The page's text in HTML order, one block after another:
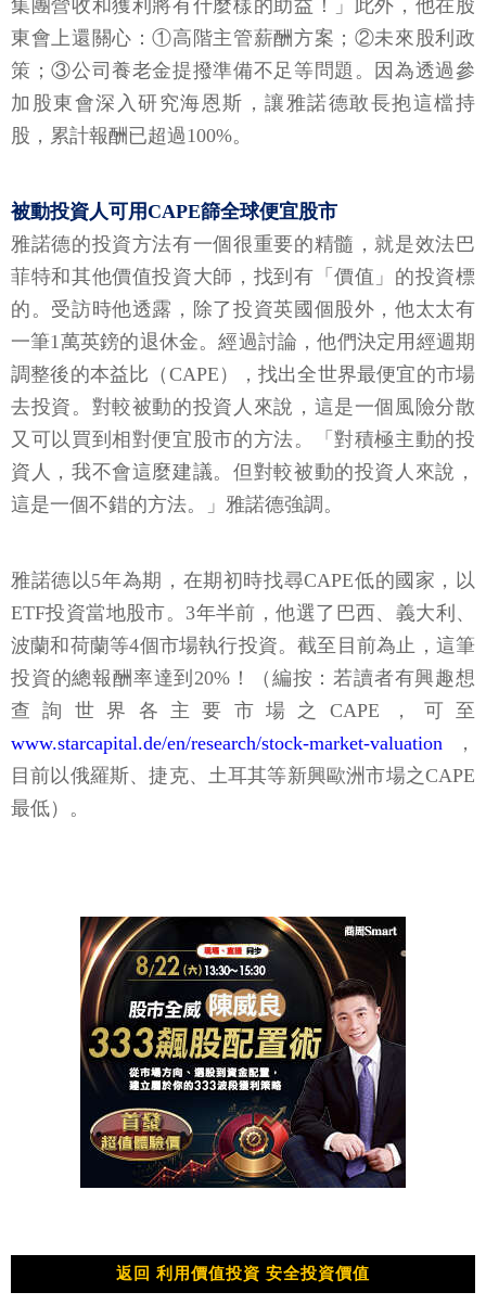
集團營收和獲利將有什麼樣的助益！」此外，他在股
東會上還關心：①高階主管薪酬方案；②未來股利政
策；③公司養老金提撥準備不足等問題。因為透過參
加股東會深入研究海恩斯，讓雅諾德敢長抱這檔持
股，累計報酬已超過100%。
被動投資人可用CAPE篩全球便宜股市
雅諾德的投資方法有一個很重要的精髓，就是效法巴
菲特和其他價值投資大師，找到有「價值」的投資標
的。受訪時他透露，除了投資英國個股外，他太太有
一筆1萬英鎊的退休金。經過討論，他們決定用經週期
調整後的本益比（CAPE），找出全世界最便宜的市場
去投資。對較被動的投資人來說，這是一個風險分散
又可以買到相對便宜股市的方法。「對積極主動的投
資人，我不會這麼建議。但對較被動的投資人來說，
這是一個不錯的方法。」雅諾德強調。
雅諾德以5年為期，在期初時找尋CAPE低的國家，以
ETF投資當地股市。3年半前，他選了巴西、義大利、
波蘭和荷蘭等4個市場執行投資。截至目前為止，這筆
投資的總報酬率達到20%！（編按：若讀者有興趣想
查詢世界各主要市場之CAPE，可至
www.starcapital.de/en/research/stock-market-valuation ，
目前以俄羅斯、捷克、土耳其等新興歐洲市場之CAPE
最低）。
返回 利用價值投資 安全投資價值